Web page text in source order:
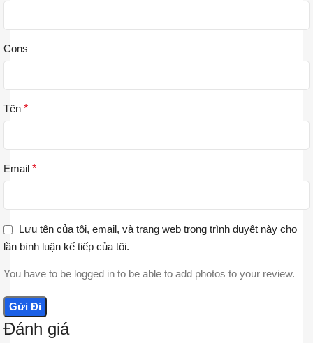
Đánh giá
Cons
Tên *
Email *
Lưu tên của tôi, email, và trang web trong trình duyệt này cho
lần bình luận kế tiếp của tôi.
You have to be logged in to be able to add photos to your review.